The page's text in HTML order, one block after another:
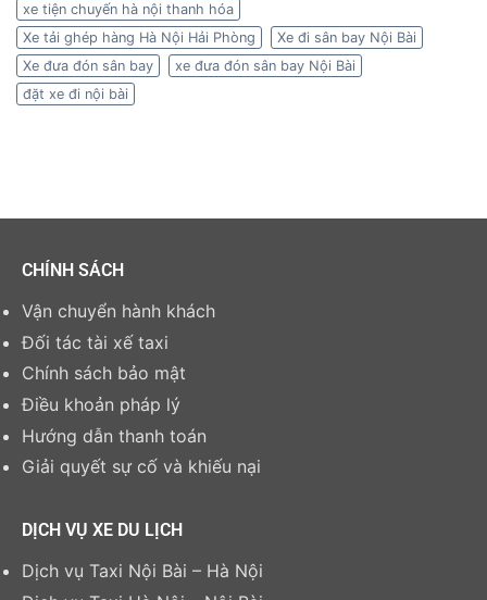
xe tiện chuyến hà nội thanh hóa
Xe tải ghép hàng Hà Nội Hải Phòng
Xe đi sân bay Nội Bài
Xe đưa đón sân bay
xe đưa đón sân bay Nội Bài
đặt xe đi nội bài
CHÍNH SÁCH
Vận chuyển hành khách
Đối tác tài xế taxi
Chính sách bảo mật
Điều khoản pháp lý
Hướng dẫn thanh toán
Giải quyết sự cố và khiếu nại
DỊCH VỤ XE DU LỊCH
Dịch vụ Taxi Nội Bài – Hà Nội